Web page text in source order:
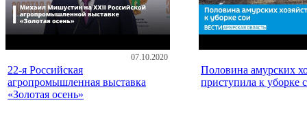
07.10.2020
22-я Российская
агропромышленная выставка
«Золотая осень»
Половина амурских
приступила к уборке